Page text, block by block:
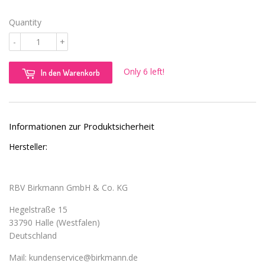
Quantity
+
-
In den Warenkorb Only 6 left!
Informationen zur Produktsicherheit
Hersteller:
RBV Birkmann GmbH & Co. KG
Hegelstraße 15
33790 Halle (Westfalen)
Deutschland
Mail: kundenservice@birkmann.de